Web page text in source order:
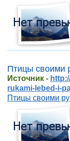
Птицы своими
Источник -
rukami-lebed-i-
Птицы своими